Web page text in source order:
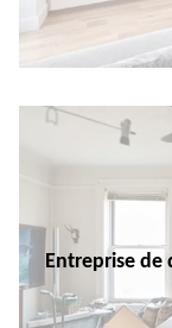
Entreprise